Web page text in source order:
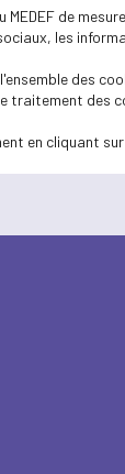
de
les
des
des
en cliquant sur